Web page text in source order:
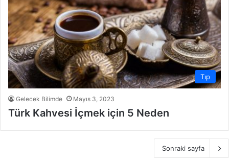
Tıp
Gelecek Bilimde Mayıs 3, 2023
Türk Kahvesi İçmek için 5 Neden
Sonraki sayfa